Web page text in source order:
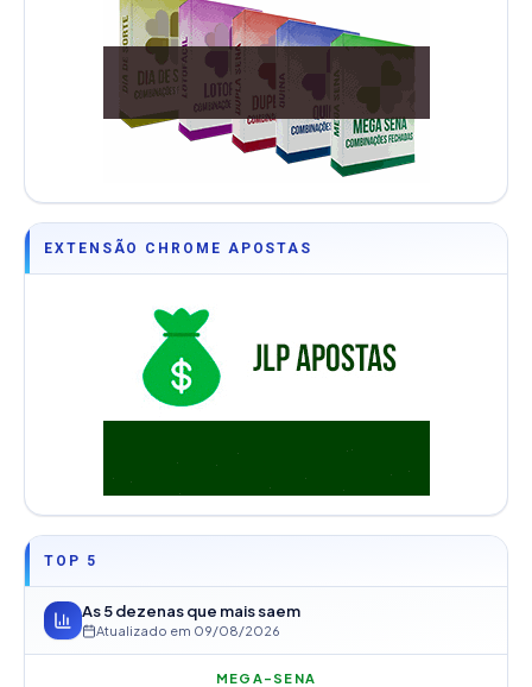
EXTENSÃO CHROME APOSTAS
TOP 5
As 5 dezenas que mais saem
Atualizado em 09/08/2026
MEGA-SENA